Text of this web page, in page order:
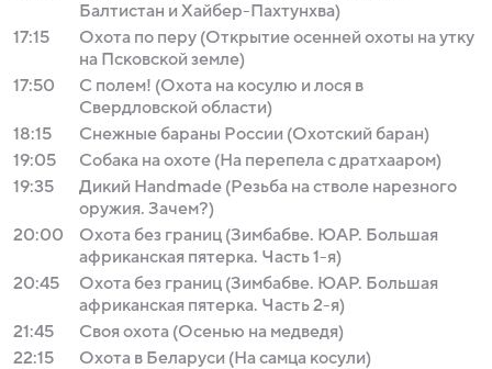
Балтистан и Хайбер-Пахтунхва)
17:15
Охота по перу (Открытие осенней охоты на утку
на Псковской земле)
17:50
С полем! (Охота на косулю и лося в
Свердловской области)
18:15
Снежные бараны России (Охотский баран)
19:05
Собака на охоте (На перепела с дратхааром)
19:35
Дикий Handmade (Резьба на стволе нарезного
оружия. Зачем?)
20:00
Охота без границ (Зимбабве. ЮАР. Большая
африканская пятерка. Часть 1-я)
20:45
Охота без границ (Зимбабве. ЮАР. Большая
африканская пятерка. Часть 2-я)
21:45
Своя охота (Осенью на медведя)
22:15
Охота в Беларуси (На самца косули)